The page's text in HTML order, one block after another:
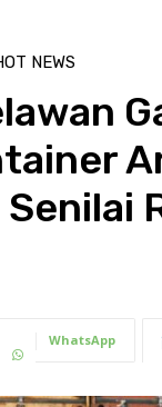
NEWS
WhatsApp